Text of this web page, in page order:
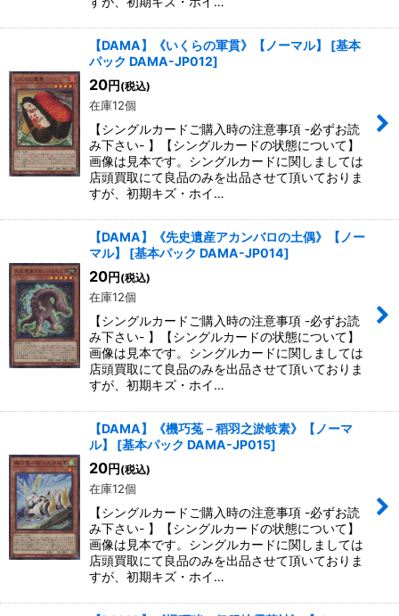
【DAMA】《いくらの軍貫》【ノーマル】 [基本
パック DAMA-JP012]
20円 (税込)
在庫12個
【シングルカードご購入時の注意事項 -必ずお読
み下さい- 】【シングルカードの状態について】
画像は見本です。シングルカードに関しましては
店頭買取にて良品のみを出品させて頂いておりま
すが、初期キズ・ホイ…
【DAMA】《先史遺産アカンバロの土偶》【ノー
マル】
[基本パック DAMA-JP014]
20円 (税込)
在庫12個
【シングルカードご購入時の注意事項 -必ずお読
み下さい- 】【シングルカードの状態について】
画像は見本です。シングルカードに関しましては
店頭買取にて良品のみを出品させて頂いておりま
すが、初期キズ・ホイ…
【DAMA】《機巧菟－稻羽之淤岐素》【ノーマ
ル】
[基本パック DAMA-JP015]
20円 (税込)
在庫12個
【シングルカードご購入時の注意事項 -必ずお読
み下さい- 】【シングルカードの状態について】
画像は見本です。シングルカードに関しましては
店頭買取にて良品のみを出品させて頂いておりま
すが、初期キズ・ホイ…